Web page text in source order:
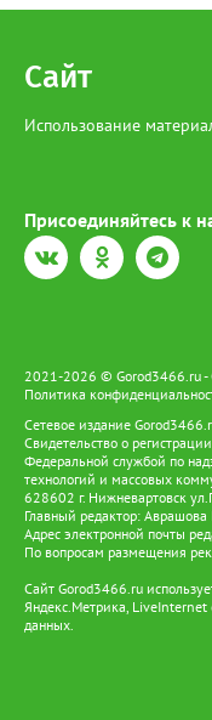
Сайт
Использование
Присоединяйтесь к
2021-2026 © Gorod3466.ru -
Политика
Сетевое издание
Свидетельство о
Федеральной службой по
технологий и массовых
628602 г. Нижневартовск
Главный редактор: Аврашова
Адрес электронной почты
По вопросам размещения
Сайт Gorod3466.ru
Яндекс.Метрика, LiveInternet
данных.